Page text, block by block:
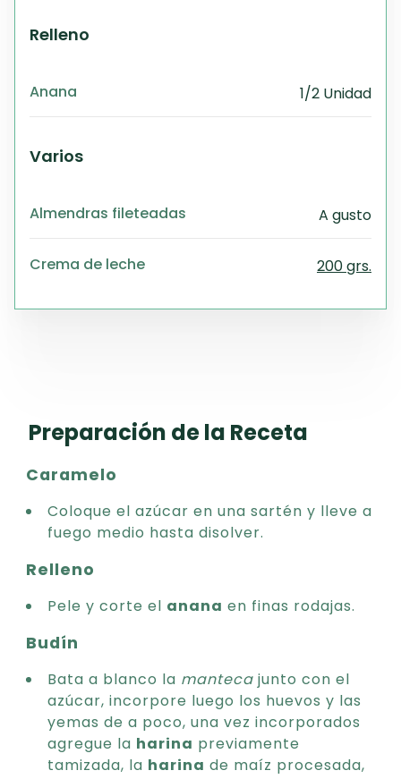
Relleno
Anana 1/2 Unidad
Varios
Almendras fileteadas A gusto
Crema de leche 200 grs.
Preparación de la Receta
Caramelo
Coloque el azúcar en una sartén y lleve a
fuego medio hasta disolver.
Relleno
Pele y corte el anana en finas rodajas.
Budín
Bata a blanco la manteca junto con el
azúcar, incorpore luego los huevos y las
yemas de a poco, una vez incorporados
agregue la harina previamente
tamizada, la harina de maíz procesada,